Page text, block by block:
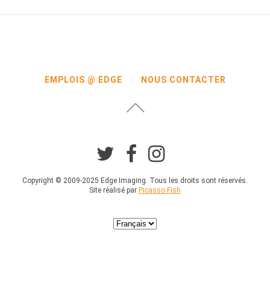
EMPLOIS @ EDGE NOUS CONTACTER
Copyright © 2009-2025 Edge Imaging. Tous les droits sont réservés.
Site réalisé par Picasso Fish
Choisir